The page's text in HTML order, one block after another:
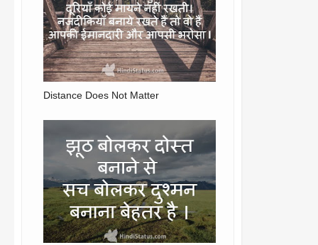
Distance Does Not Matter